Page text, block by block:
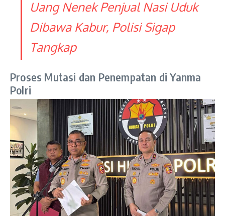
Uang Nenek Penjual Nasi Uduk
Dibawa Kabur, Polisi Sigap
Tangkap
Proses Mutasi dan Penempatan di Yanma
Polri